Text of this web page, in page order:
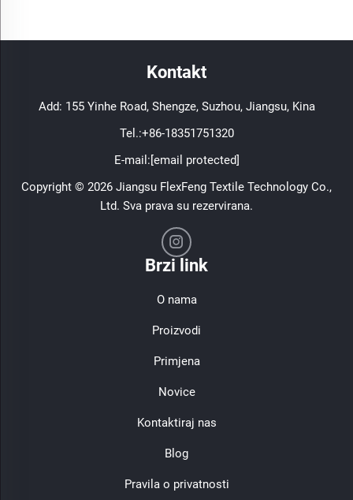
Kontakt
Add: 155 Yinhe Road, Shengze, Suzhou, Jiangsu, Kina
Tel.:+86-18351751320
E-mail:[email protected]
Copyright © 2026 Jiangsu FlexFeng Textile Technology Co.,
Ltd. Sva prava su rezervirana.
Brzi link
O nama
Proizvodi
Primjena
Novice
Kontaktiraj nas
Blog
Pravila o privatnosti